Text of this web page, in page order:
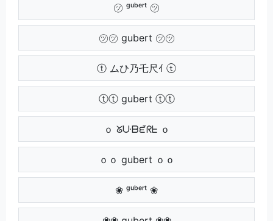
㋡ ᵍᵘᵇᵉʳᵗ ㋡
㋡㋡ gubert ㋡㋡
ⓣ ムひ乃乇尺ｲ ⓣ
ⓣⓣ gubert ⓣⓣ
ｏ ᘜᑘᗷᘿᖇᖶ ｏ
ｏｏ gubert ｏｏ
❀ ᵍᵘᵇᵉʳᵗ ❀